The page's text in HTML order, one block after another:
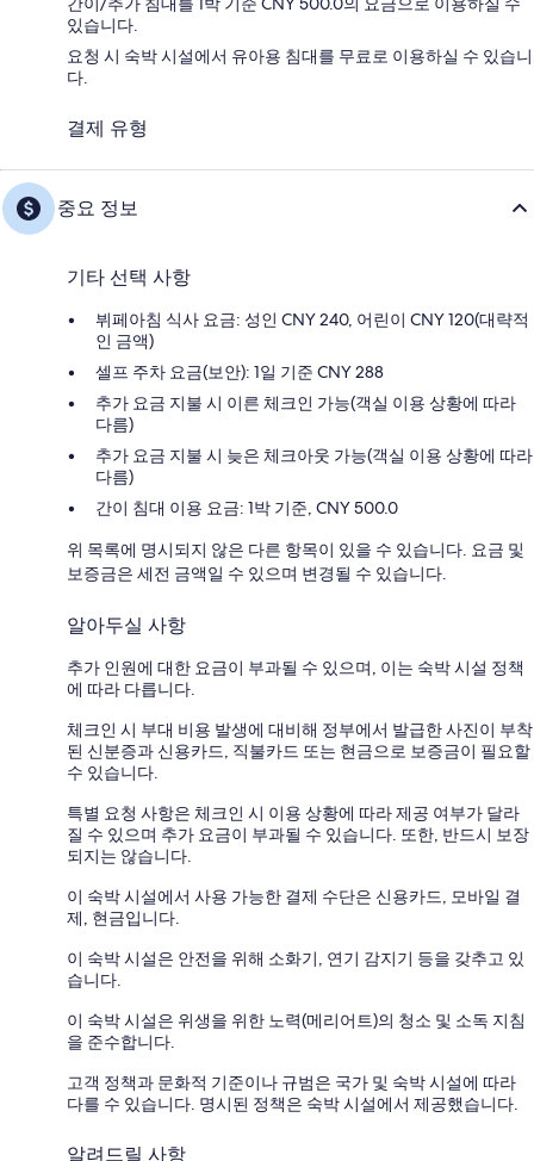
있습니다.
요청 시 숙박 시설에서 유아용 침대를 무료로 이용하실 수 있습니
다.
결제 유형
중요 정보
기타 선택 사항
뷔페아침 식사 요금: 성인 CNY 240, 어린이 CNY 120(대략적
인 금액)
셀프 주차 요금(보안): 1일 기준 CNY 288
추가 요금 지불 시 이른 체크인 가능(객실 이용 상황에 따라
다름)
추가 요금 지불 시 늦은 체크아웃 가능(객실 이용 상황에 따라
다름)
간이 침대 이용 요금: 1박 기준, CNY 500.0
위 목록에 명시되지 않은 다른 항목이 있을 수 있습니다. 요금 및
보증금은 세전 금액일 수 있으며 변경될 수 있습니다.
알아두실 사항
추가 인원에 대한 요금이 부과될 수 있으며, 이는 숙박 시설 정책
에 따라 다릅니다.
체크인 시 부대 비용 발생에 대비해 정부에서 발급한 사진이 부착
된 신분증과 신용카드, 직불카드 또는 현금으로 보증금이 필요할
수 있습니다.
특별 요청 사항은 체크인 시 이용 상황에 따라 제공 여부가 달라
질 수 있으며 추가 요금이 부과될 수 있습니다. 또한, 반드시 보장
되지는 않습니다.
이 숙박 시설에서 사용 가능한 결제 수단은 신용카드, 모바일 결
제, 현금입니다.
이 숙박 시설은 안전을 위해 소화기, 연기 감지기 등을 갖추고 있
습니다.
이 숙박 시설은 위생을 위한 노력(메리어트)의 청소 및 소독 지침
을 준수합니다.
고객 정책과 문화적 기준이나 규범은 국가 및 숙박 시설에 따라
다를 수 있습니다. 명시된 정책은 숙박 시설에서 제공했습니다.
알려드릴 사항